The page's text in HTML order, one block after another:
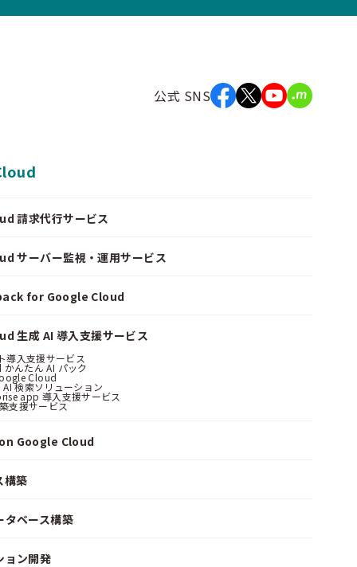
公式 SNS
請求代行サービス
サーバー監視・運用サービス
for Google Cloud
生成 AI 導入支援サービス
導入支援サービス
んたん AI パック
Cloud
検索ソリューション
app 導入支援サービス
支援サービス
Google Cloud
構築
タベース構築
ョン開発